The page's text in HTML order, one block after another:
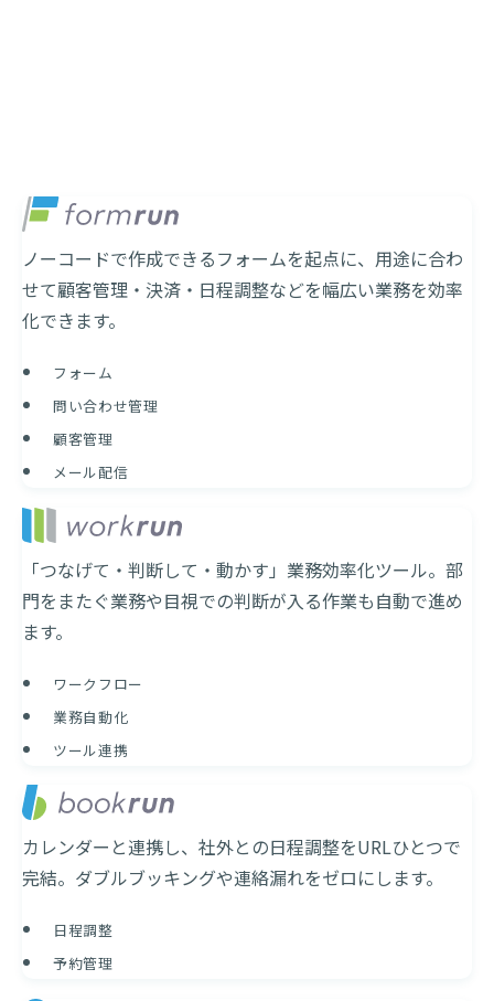
ノーコードで作成できるフォームを起点に、用途に合わ
せて顧客管理・決済・日程調整などを幅広い業務を効率
化できます。
フォーム
問い合わせ管理
顧客管理
メール配信
「つなげて・判断して・動かす」業務効率化ツール。部
門をまたぐ業務や目視での判断が入る作業も自動で進め
ます。
ワークフロー
業務自動化
ツール連携
カレンダーと連携し、社外との日程調整をURLひとつで
完結。ダブルブッキングや連絡漏れをゼロにします。
日程調整
予約管理